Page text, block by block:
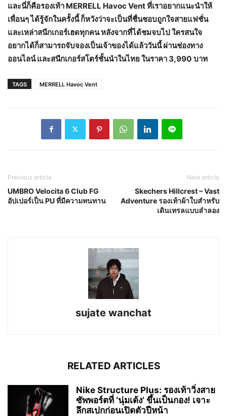
และนี่ก็คือรองเท้า MERRELL Havoc Vent ที่เราอยากแนะนำให้
เพื่อนๆ ได้รู้จักในครั้งนี้ ก็หวังว่าจะเป็นที่ชื่นชอบถูกใจสายแฟชั่น
และเหล่าสนีกเกอร์เฮดทุกคน หลังจากที่ได้ชมจบไป ใครสนใจ
อยากได้ก็สามารถจับจองเป็นเจ้าของได้แล้ววันนี้ ผ่านช่องทาง
ออนไลน์ และสนีกเกอร์สโตร์ชั้นนำในไทย ในราคา 3,990 บาท
TAGS MERRELL Havoc Vent
Previous article
UMBRO Velocita 6 Club FG
อัปเปอร์เป็น PU ที่มีความทนทาน
Next article
Skechers Hillcrest – Vast
Adventure รองเท้าผ้าใบสำหรับ
เดินเทรลแบบลำลอง
sujate wanchat
RELATED ARTICLES
Nike Structure Plus: รองเท้าวิ่งสาย
ซัพพอร์ตที่ ‘นุ่มเด้ง’ ขึ้นเป็นกอง! เจาะ
ลึกสเปกก่อนเปิดตัวปีหน้า